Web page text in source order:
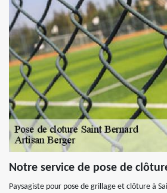
Notre service de pose de
Paysagiste pour pose de grillage et clôture à